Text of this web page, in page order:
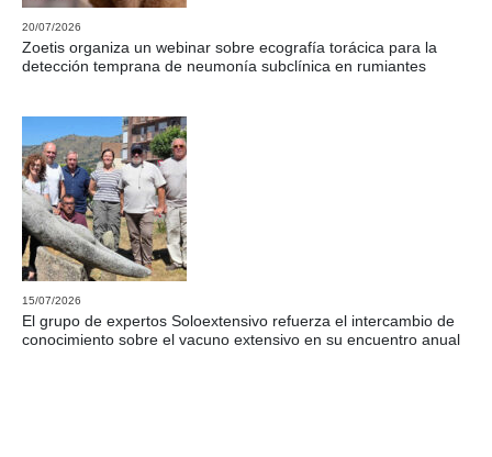
20/07/2026
Zoetis organiza un webinar sobre ecografía torácica para la
detección temprana de neumonía subclínica en rumiantes
15/07/2026
El grupo de expertos Soloextensivo refuerza el intercambio de
conocimiento sobre el vacuno extensivo en su encuentro anual